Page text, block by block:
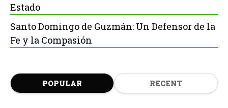
Estado
Santo Domingo de Guzmán: Un Defensor de la
Fe y la Compasión
POPULAR RECENT